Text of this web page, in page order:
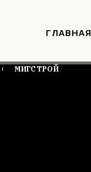
ГЛАВНАЯ
МИГСТРОЙ